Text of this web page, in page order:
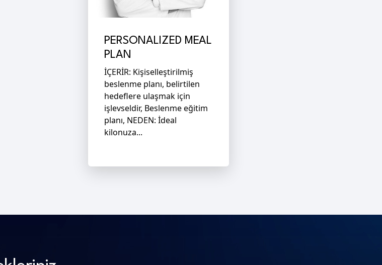
PERSONALIZED MEAL
PLAN
İÇERİR: Kişiselleştirilmiş
beslenme planı, belirtilen
hedeflere ulaşmak için
işlevseldir, Beslenme eğitim
planı, NEDEN: İdeal
kilonuza...